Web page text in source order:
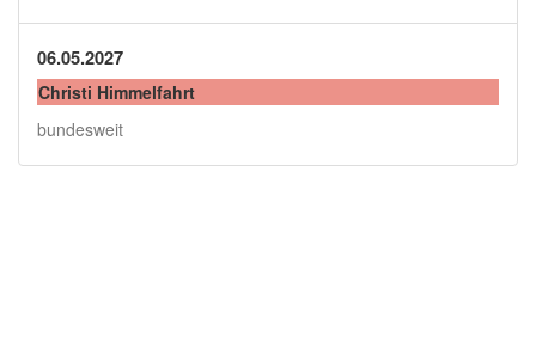
06.05.2027
Christi Himmelfahrt
bundesweit